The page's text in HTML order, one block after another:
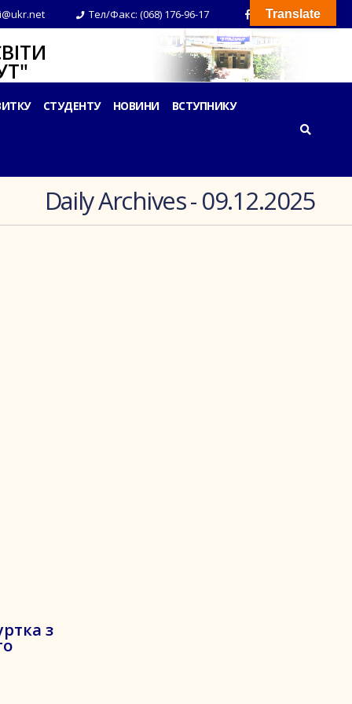
Тел/Факс: (068) 176-96-17
СТУДЕНТУ НОВИНИ ВСТУПНИКУ
Daily Archives - 09.12.2025
з
Translate